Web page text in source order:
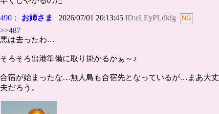
490： お姉さま 2026/07/01 20:13:45 ID:eLEyPLdkfg
>>487
悪は去ったわ…
そろそろ出港準備に取り掛かるかぁ～♪
合宿が始まったな…無人島も合宿先となっているが…まあ大丈
夫だろう。